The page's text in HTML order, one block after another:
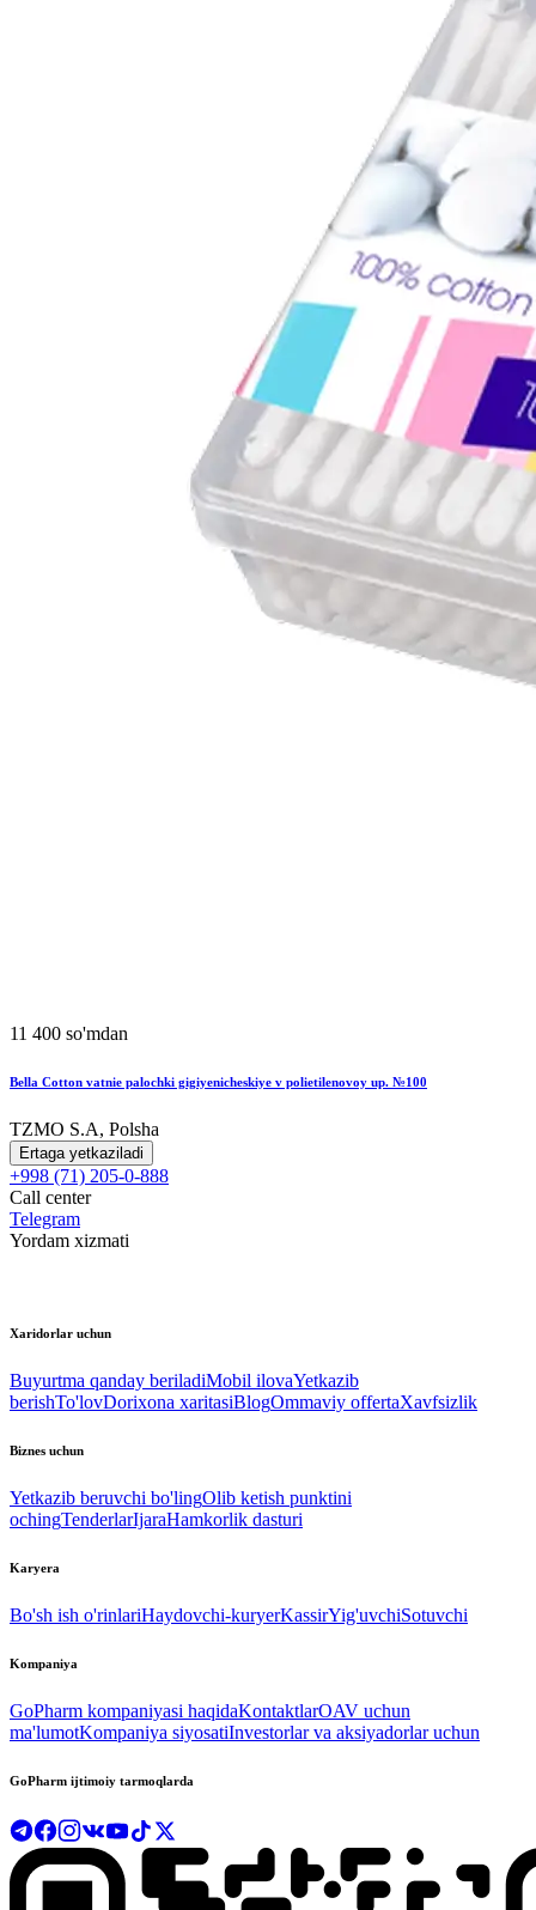
11 400 so'mdan
Bella Cotton vatnie palochki gigiyenicheskiye v polietilenovoy up. №100
TZMO S.A, Polsha
Ertaga yetkaziladi
+998 (71) 205-0-888
Call center
Telegram
Yordam xizmati
Xaridorlar uchun
Buyurtma qanday beriladiMobil ilovaYetkazib
berishTo'lovDorixona xaritasiBlogOmmaviy offertaXavfsizlik
Biznes uchun
Yetkazib beruvchi bo'lingOlib ketish punktini
ochingTenderlarIjaraHamkorlik dasturi
Karyera
Bo'sh ish o'rinlariHaydovchi-kuryerKassirYig'uvchiSotuvchi
Kompaniya
GoPharm kompaniyasi haqidaKontaktlarOAV uchun
ma'lumotKompaniya siyosatiInvestorlar va aksiyadorlar uchun
GoPharm ijtimoiy tarmoqlarda